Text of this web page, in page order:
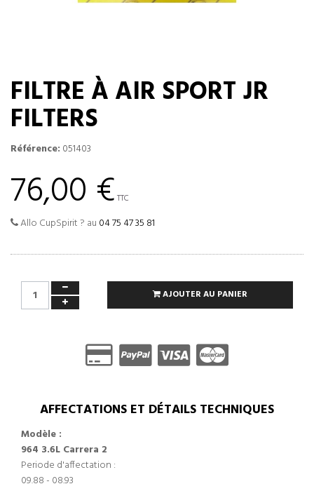
FILTRE À AIR SPORT JR
FILTERS
Référence: 051403
76,00 € TTC
Allo CupSpirit ? au 04 75 47 35 81
AJOUTER AU PANIER
AFFECTATIONS ET DÉTAILS TECHNIQUES
Modèle :
964 3.6L Carrera 2
Periode d'affectation :
09.88 - 08.93